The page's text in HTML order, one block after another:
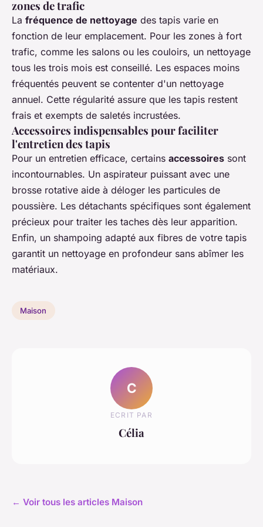
zones de trafic
La fréquence de nettoyage des tapis varie en
fonction de leur emplacement. Pour les zones à fort
trafic, comme les salons ou les couloirs, un nettoyage
tous les trois mois est conseillé. Les espaces moins
fréquentés peuvent se contenter d'un nettoyage
annuel. Cette régularité assure que les tapis restent
frais et exempts de saletés incrustées.
Accessoires indispensables pour faciliter
l'entretien des tapis
Pour un entretien efficace, certains accessoires sont
incontournables. Un aspirateur puissant avec une
brosse rotative aide à déloger les particules de
poussière. Les détachants spécifiques sont également
précieux pour traiter les taches dès leur apparition.
Enfin, un shampoing adapté aux fibres de votre tapis
garantit un nettoyage en profondeur sans abîmer les
matériaux.
Maison
C
ECRIT PAR
Célia
← Voir tous les articles Maison